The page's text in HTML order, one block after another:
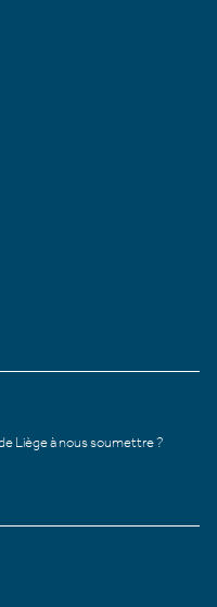
Liège à nous soumettre ?